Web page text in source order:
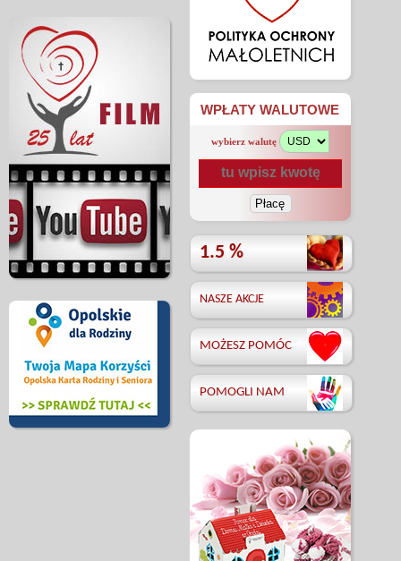
WPŁATY WALUTOWE
wybierz walutę
1.5 %
NASZE AKCJE
MOŻESZ POMÓC
POMOGLI NAM